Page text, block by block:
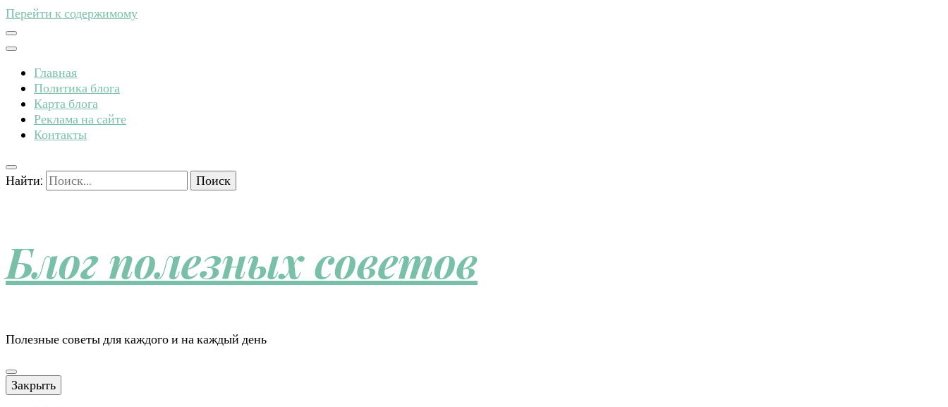
Перейти к содержимому
Главная
Политика блога
Карта блога
Реклама на сайте
Контакты
Найти:
Блог полезных советов
Полезные советы для каждого и на каждый день
Закрыть